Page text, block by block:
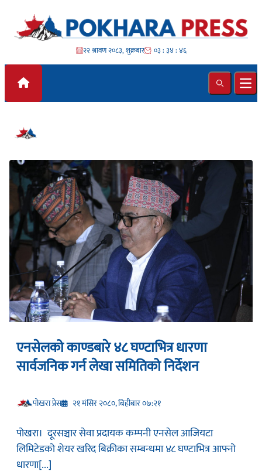
Skip to content
२२ श्रावण २०८३, शुक्रबार ०३ : ३४ : ४६
Search
एनसेलको काण्डबारे ४८ घण्टाभित्र धारणा
सार्वजनिक गर्न लेखा समितिको निर्देशन
प‍ोखरा प्रेस २१ मंसिर २०८०, बिहीबार ०७:२१
पोखरा। दूरसञ्चार सेवा प्रदायक कम्पनी एनसेल आजियटा
लिमिटेडको शेयर खरिद बिक्रीका सम्बन्धमा ४८ घण्टाभित्र आफ्नो
धारणा[...]